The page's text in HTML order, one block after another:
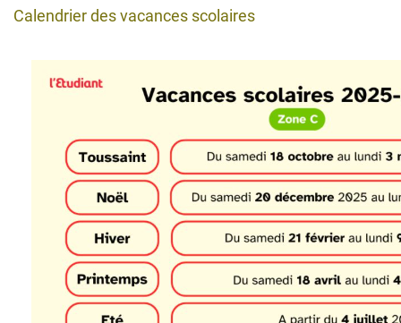
Calendrier des vacances scolaires